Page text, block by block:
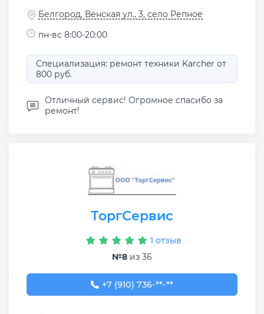
Белгород, Венская ул., 3, село Репное
пн-вс 8:00-20:00
Специализация: ремонт техники Karcher от
800 руб.
Отличный сервис! Огромное спасибо за
ремонт!
ТоргСервис
1 отзыв
№8 из 36
+7 (910) 736-30-13
+7 (910) 736-**-**